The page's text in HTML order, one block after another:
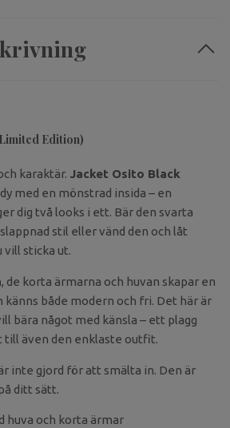
Edition)
karaktär. Jacket Osito Black
med en mönstrad insida – en
dig två looks i ett. Bär den svarta
stil eller vänd den och låt
vill sticka ut.
de korta ärmarna och huvan skapar en
både modern och fri. Det här är
bära något med känsla – ett plagg
till även den enklaste outfit.
inte gjord för att smälta in. Den är
ditt sätt.
huva och korta ärmar